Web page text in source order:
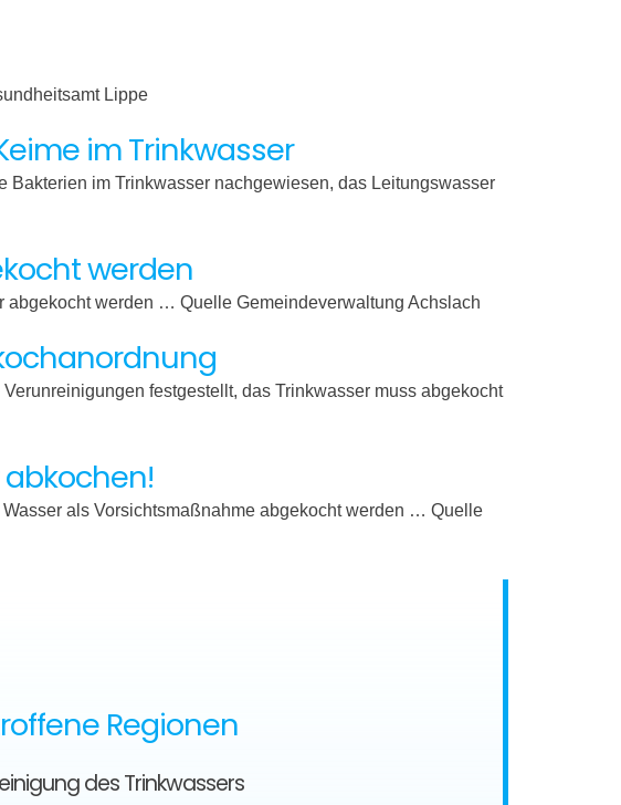
Lippe
im Trinkwasser
Bakterien im Trinkwasser nachgewiesen, das Leitungswasser
werden
werden … Quelle Gemeindeverwaltung Achslach
festgestellt, das Trinkwasser muss abgekocht
als Vorsichtsmaßnahme abgekocht werden … Quelle
Regionen
des Trinkwassers